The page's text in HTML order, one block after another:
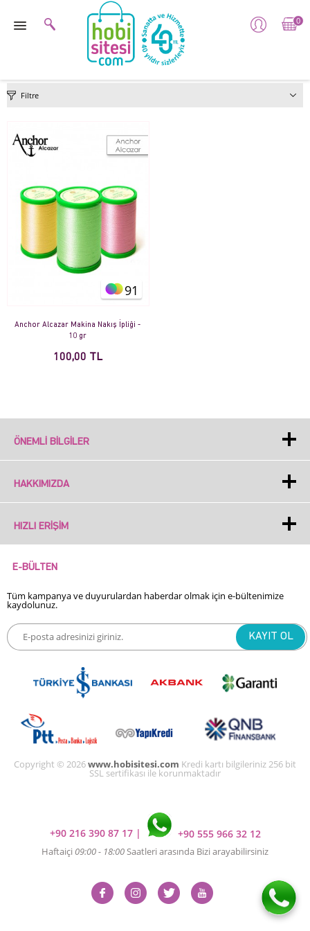
0
Filtre
91
Anchor Alcazar Makina Nakış İpliği -
10 gr
100,00 TL
ÖNEMLI BILGILER
HAKKIMIZDA
HIZLI ERIŞIM
E-BÜLTEN
Tüm kampanya ve duyurulardan haberdar olmak için e-bültenimize
kaydolunuz.
Copyright © 2026www.hobisitesi.com Kredi kartı bilgileriniz 256 bit
SSL sertifikası ile korunmaktadır
+90 216 390 87 17 | +90 555 966 32 12
Haftaiçi 09:00 - 18:00 Saatleri arasında Bizi arayabilirsiniz